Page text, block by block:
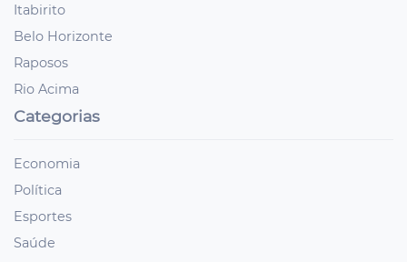
Itabirito
Belo Horizonte
Raposos
Rio Acima
Categorias
Economia
Política
Esportes
Saúde